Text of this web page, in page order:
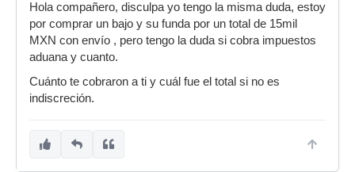
Hola compañero, disculpa yo tengo la misma duda, estoy
por comprar un bajo y su funda por un total de 15mil
MXN con envío , pero tengo la duda si cobra impuestos
aduana y cuanto.
Cuánto te cobraron a ti y cuál fue el total si no es
indiscreción.